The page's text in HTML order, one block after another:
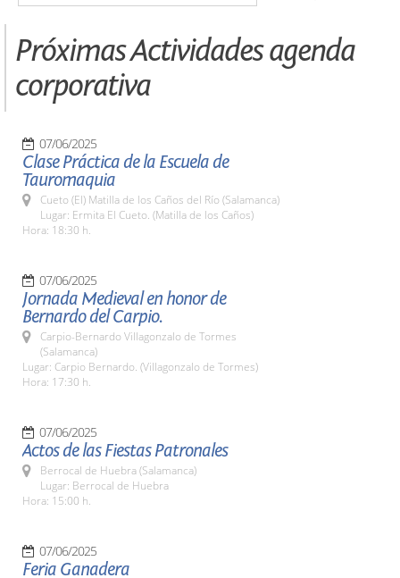
Próximas Actividades agenda
corporativa
07/06/2025
Clase Práctica de la Escuela de
Tauromaquia
Cueto (El) Matilla de los Caños del Río (Salamanca)
Lugar: Ermita El Cueto. (Matilla de los Caños)
Hora: 18:30 h.
07/06/2025
Jornada Medieval en honor de
Bernardo del Carpio.
Carpio-Bernardo Villagonzalo de Tormes
(Salamanca)
Lugar: Carpio Bernardo. (Villagonzalo de Tormes)
Hora: 17:30 h.
07/06/2025
Actos de las Fiestas Patronales
Berrocal de Huebra (Salamanca)
Lugar: Berrocal de Huebra
Hora: 15:00 h.
07/06/2025
Feria Ganadera